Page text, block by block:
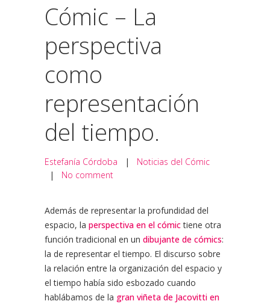
Cómic – La
perspectiva
como
representación
del tiempo.
Estefanía Córdoba | Noticias del Cómic
| No comment
Además de representar la profundidad del
espacio, la perspectiva en el cómictiene otra
función tradicional en un dibujante de cómics:
la de representar el tiempo. El discurso sobre
la relación entre la organización del espacio y
el tiempo había sido esbozado cuando
hablábamos de la gran viñeta de Jacovitti en